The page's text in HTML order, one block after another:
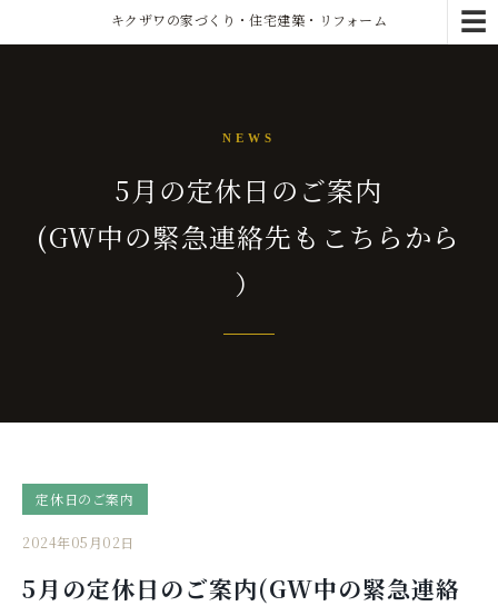
☰
キクザワの家づくり・住宅建築・リフォーム
NEWS
5月の定休日のご案内
(GW中の緊急連絡先もこちらから
）
定休日のご案内
2024年05月02日
5月の定休日のご案内(GW中の緊急連絡